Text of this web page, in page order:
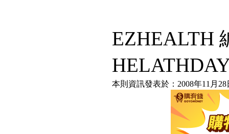
EZHEALTH
本則資訊發表於：2008年11月28